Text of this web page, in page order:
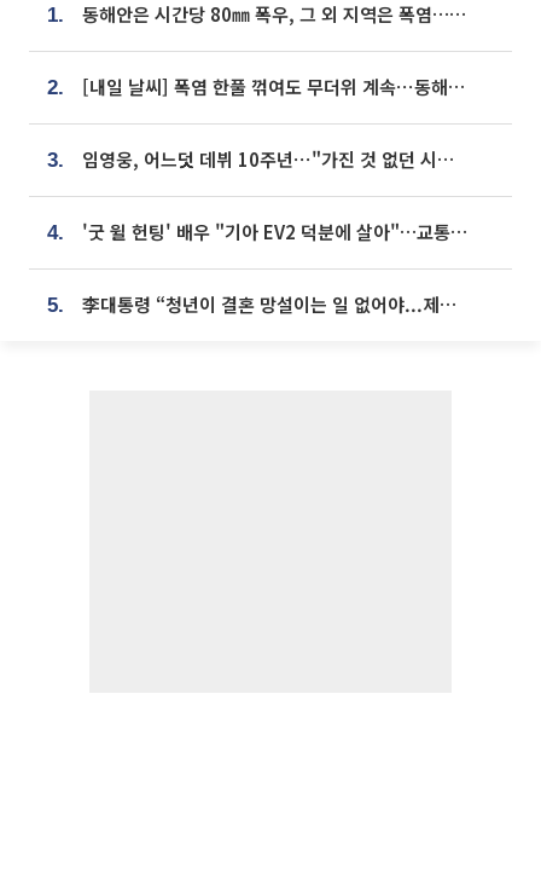
1. 동해안은 시간당 80㎜ 폭우, 그 외 지역은 폭염…‘극과 극 날씨’
2. [내일 날씨] 폭염 한풀 꺾여도 무더위 계속⋯동해안 이틀 연속 비
3. 임영웅, 어느덧 데뷔 10주년⋯"가진 것 없던 시절, 내 앞엔 20명의 팬뿐"
4. '굿 윌 헌팅' 배우 "기아 EV2 덕분에 살아"…교통사고 후 안전성 극찬
5. 李대통령 “청년이 결혼 망설이는 일 없어야...제도상 불이익 조사”